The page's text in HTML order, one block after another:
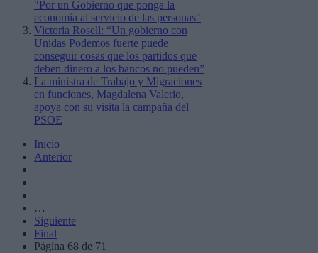
"Por un Gobierno que ponga la
economía al servicio de las personas"
Victoria Rosell: “Un gobierno con
Unidas Podemos fuerte puede
conseguir cosas que los partidos que
deben dinero a los bancos no pueden”
La ministra de Trabajo y Migraciones
en funciones, Magdalena Valerio,
apoya con su visita la campaña del
PSOE
Inicio
Anterior
…
Siguiente
Final
Página 68 de 71